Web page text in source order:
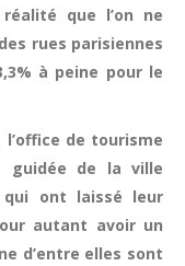
que l’on ne
rues parisiennes
à peine pour le
l’office de tourisme
guidée de la ville
ont laissé leur
autant avoir un
d’entre elles sont